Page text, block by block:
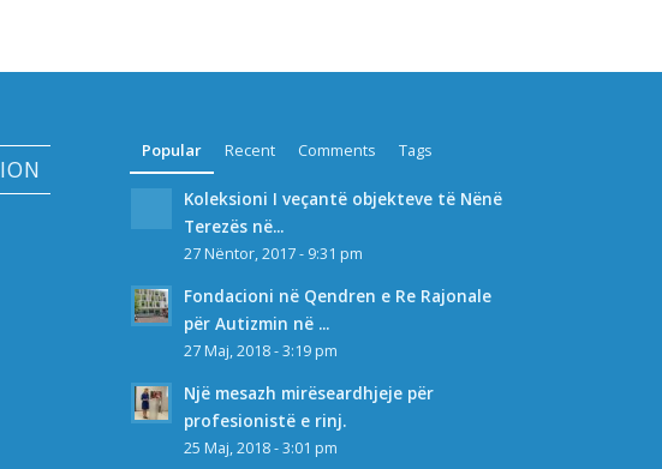
Popular Recent Comments Tags
Koleksioni I veçantë objekteve të Nënë
Terezës në...
27 Nëntor, 2017 - 9:31 pm
Fondacioni në Qendren e Re Rajonale
për Autizmin në ...
27 Maj, 2018 - 3:19 pm
Një mesazh mirëseardhjeje për
profesionistë e rinj.
25 Maj, 2018 - 3:01 pm